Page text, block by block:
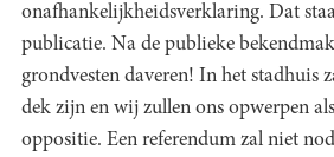
onafhankelijkheidsverklaring. Dat
publicatie. Na de publieke
grondvesten daveren! In het stadhuis
dek zijn en wij zullen ons opwerpen
oppositie. Een referendum zal niet